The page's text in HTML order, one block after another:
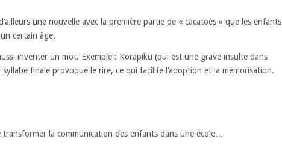
une nouvelle avec la première partie de « cacatoès » que les enfants
certain âge.
inventer un mot. Exemple : Korapiku (qui est une grave insulte dans
finale provoque le rire, ce qui facilite l’adoption et la mémorisation.
la communication des enfants dans une école…